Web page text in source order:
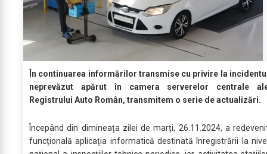
În continuarea informărilor transmise cu privire la
neprevăzut apărut în camera serverelor centrale
Registrului Auto Român, transmitem o serie de actualizări.
Începând din dimineața zilei de marți, 26.11.2024, a
funcțională aplicația informatică destinată înregistrării la